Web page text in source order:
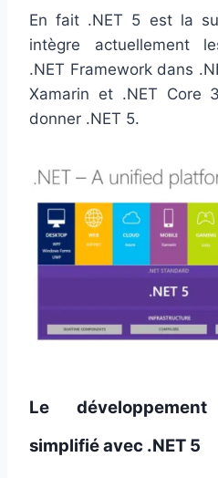
En fait .NET 5 est la
intègre actuellement
.NET Framework dans
Xamarin et .NET Core
donner .NET 5.
Le développement
simplifié avec .NET 5